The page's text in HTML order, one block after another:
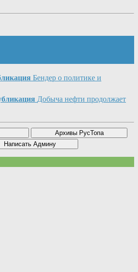
Бендер о политике и
Добыча нефти продолжает